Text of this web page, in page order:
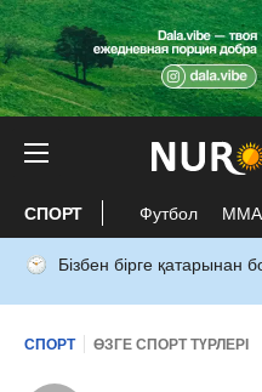
СПОРТ Футбол ММА
Бізбен бірге қатарынан
СПОРТ ӨЗГЕ СПОРТ ТҮРЛЕРІ